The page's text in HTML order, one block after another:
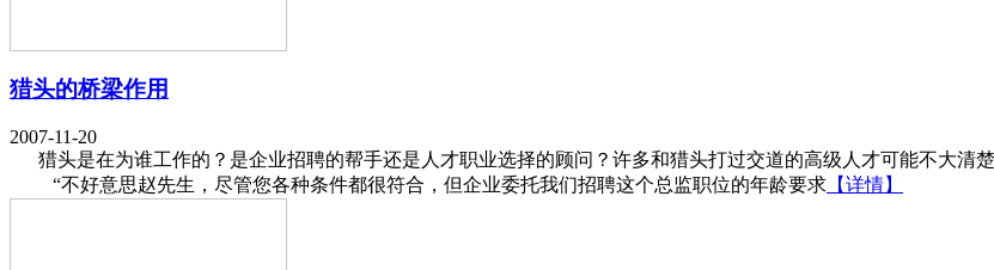
猎头的桥梁作用
2007-11-20
猎头是在为谁工作的？是企业招聘的帮手还是人才职业选择的顾问？许多和猎头打过交道的高级人才可能不大清
“不好意思赵先生，尽管您各种条件都很符合，但企业委托我们招聘这个总监职位的年龄要求 【详情】